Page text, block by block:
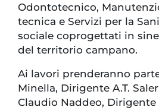
Odontotecnico,
tecnica e Servizi per la
sociale coprogettati in
del territorio campano.
Ai lavori prenderanno
Minella, Dirigente A.T.
Claudio Naddeo, Dirigente